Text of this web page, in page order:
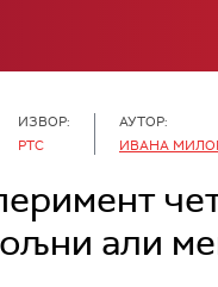
ИЗВОР:
РТС
АУТОР:
ИВАНА
али